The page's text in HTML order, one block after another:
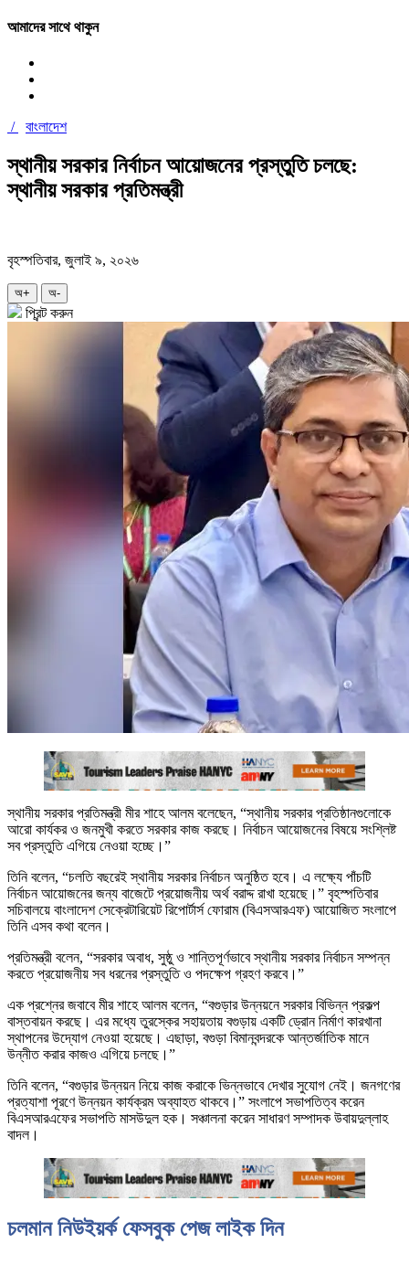
আমাদের সাথে থাকুন
/ বাংলাদেশ
স্থানীয় সরকার নির্বাচন আয়োজনের প্রস্তুতি চলছে:
স্থানীয় সরকার প্রতিমন্ত্রী
বৃহস্পতিবার, জুলাই ৯, ২০২৬
অ+ অ-
প্রিন্ট করুন
স্থানীয় সরকার প্রতিমন্ত্রী মীর শাহে আলম বলেছেন, ‍“স্থানীয় সরকার প্রতিষ্ঠানগুলোকে
আরো কার্যকর ও জনমুখী করতে সরকার কাজ করছে। নির্বাচন আয়োজনের বিষয়ে সংশ্লিষ্ট
সব প্রস্তুতি এগিয়ে নেওয়া হচ্ছে।”
তিনি বলেন, “চলতি বছরেই স্থানীয় সরকার নির্বাচন অনুষ্ঠিত হবে। এ লক্ষ্যে পাঁচটি
নির্বাচন আয়োজনের জন্য বাজেটে প্রয়োজনীয় অর্থ বরাদ্দ রাখা হয়েছে।” বৃহস্পতিবার
সচিবালয়ে বাংলাদেশ সেক্রেটারিয়েট রিপোর্টার্স ফোরাম (বিএসআরএফ) আয়োজিত সংলাপে
তিনি এসব কথা বলেন।
প্রতিমন্ত্রী বলেন, “সরকার অবাধ, সুষ্ঠু ও শান্তিপূর্ণভাবে স্থানীয় সরকার নির্বাচন সম্পন্ন
করতে প্রয়োজনীয় সব ধরনের প্রস্তুতি ও পদক্ষেপ গ্রহণ করবে।”
এক প্রশ্নের জবাবে মীর শাহে আলম বলেন, “বগুড়ার উন্নয়নে সরকার বিভিন্ন প্রকল্প
বাস্তবায়ন করছে। এর মধ্যে তুরস্কের সহায়তায় বগুড়ায় একটি ড্রোন নির্মাণ কারখানা
স্থাপনের উদ্যোগ নেওয়া হয়েছে। এছাড়া, বগুড়া বিমানবন্দরকে আন্তর্জাতিক মানে
উন্নীত করার কাজও এগিয়ে চলছে।”
তিনি বলেন, “বগুড়ার উন্নয়ন নিয়ে কাজ করাকে ভিন্নভাবে দেখার সুযোগ নেই। জনগণের
প্রত্যাশা পূরণে উন্নয়ন কার্যক্রম অব্যাহত থাকবে।” সংলাপে সভাপতিত্ব করেন
বিএসআরএফের সভাপতি মাসউদুল হক। সঞ্চালনা করেন সাধারণ সম্পাদক উবায়দুল্লাহ
বাদল।
চলমান নিউইয়র্ক ফেসবুক পেজ লাইক দিন